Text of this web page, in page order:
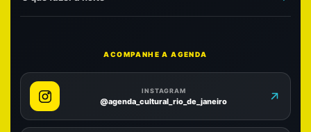
ACOMPANHE A AGENDA
INSTAGRAM
@agenda_cultural_rio_de_janeiro